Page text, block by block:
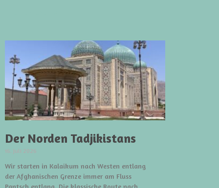
Der Norden Tadjikistans
16. Juli 2026
Wir starten in Kalaikum nach Westen entlang
der Afghanischen Grenze immer am Fluss
Pantsch entlang. Die klassische Route nach